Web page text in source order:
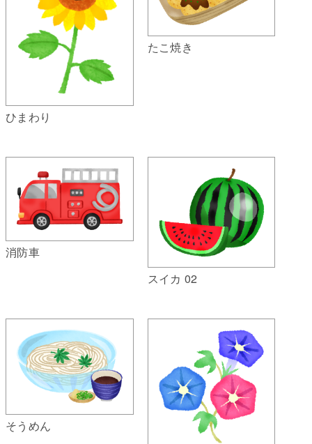
ひまわり
たこ焼き
消防車
スイカ 02
そうめん